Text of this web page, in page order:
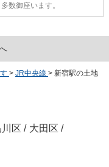
数御座います。
> JR中央線 > 新宿駅の土地
区 / 大田区 /